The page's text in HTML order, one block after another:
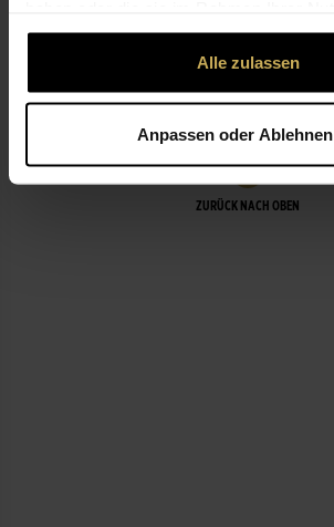
gesammelt haben.
Alle zulassen
Anpassen oder Ablehnen
info@querbeet-weisweiler.de
LEISTUNGEN
ZURÜCK NACH OBEN